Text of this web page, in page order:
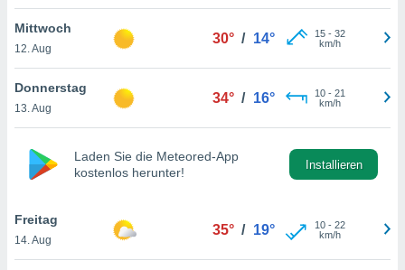
Ihnen
finden
. Sie
jederzeit
Sie
Mittwoch
12. Aug
30° / 14° 15- 32
km/h
Donnerstag
13. Aug
34° / 16° 10- 21
km/h
Laden Sie die Meteored-App
kostenlos herunter!
Installieren
Freitag
14. Aug
35° / 19° 10- 22
km/h